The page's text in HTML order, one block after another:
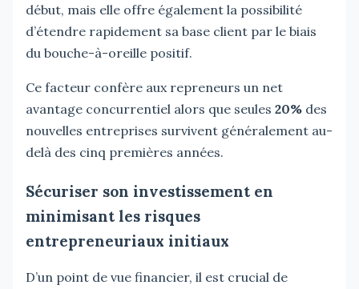
début, mais elle offre également la possibilité
d’étendre rapidement sa base client par le biais
du bouche-à-oreille positif.
Ce facteur confère aux repreneurs un net
avantage concurrentiel alors que seules 20% des
nouvelles entreprises survivent généralement au-
delà des cinq premières années.
Sécuriser son investissement en
minimisant les risques
entrepreneuriaux initiaux
D’un point de vue financier, il est crucial de